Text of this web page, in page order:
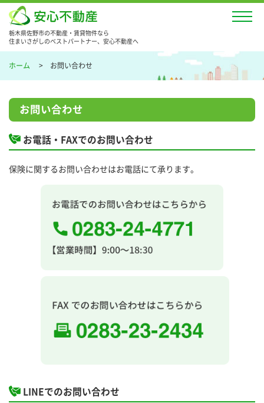
栃木県佐野市の不動産・賃貸物件なら
住まいさがしのベストパートナー、安心不動産へ
ホーム お問い合わせ
お問い合わせ
お電話・FAXでのお問い合わせ
保険に関するお問い合わせはお電話にて承ります。
LINEでのお問い合わせ